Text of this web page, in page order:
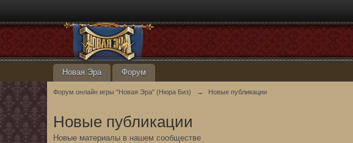
Новая Эра Форум
Форум онлайн игры "Новая Эра" (Нюра Биз) → Новые публикации
Новые публикации
Новые материалы в нашем сообществе